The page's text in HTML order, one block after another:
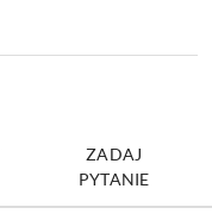
ZADAJ
PYTANIE